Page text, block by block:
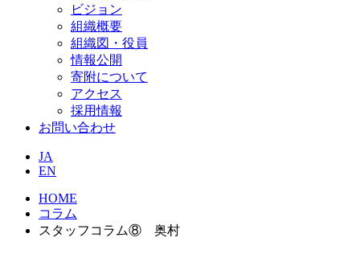
ビジョン
組織概要
組織図・役員
情報公開
寄附について
アクセス
採用情報
お問い合わせ
JA
EN
HOME
コラム
スタッフコラム⑧ 奥村